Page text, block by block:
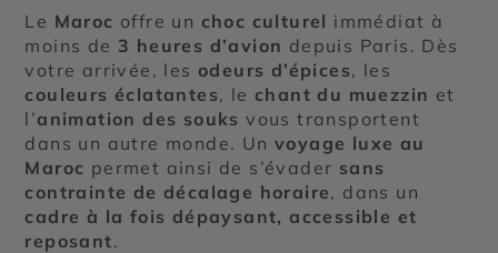
Le Maroc offre un choc culturel immédiat à
moins de 3 heures d’avion depuis Paris. Dès
votre arrivée, les odeurs d’épices, les
couleurs éclatantes, le chant du muezzin et
l’animation des souks vous transportent
dans un autre monde. Unvoyage luxe au
Maroc permet ainsi de s’évader sans
contrainte de décalage horaire, dans un
cadre à la fois dépaysant, accessible et
reposant.